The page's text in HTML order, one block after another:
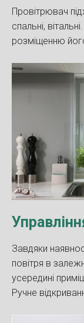
Провітрювач
спальні,
розміщенню
Завдяки
повітря в
усередині
Ручне